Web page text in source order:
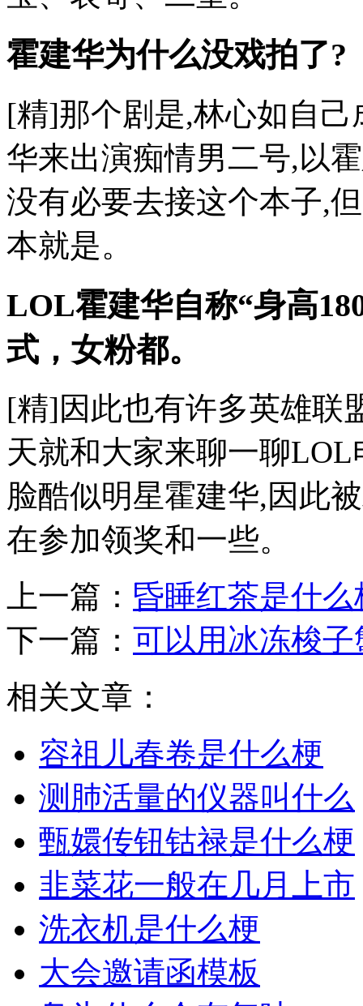
霍建华为什么没戏拍了?
[精]那个剧是,林心如自
华来出演痴情男二号,以
没有必要去接这个本子,
本就是。
LOL霍建华自称“身高
式，女粉都。
[精]因此也有许多英雄联
天就和大家来聊一聊
脸酷似明星霍建华,因此
在参加领奖和一些。
上一篇： 昏睡红茶是什么
下一篇： 可以用冰冻梭
相关文章：
容祖儿春卷是什么梗
测肺活量的仪器叫什么
甄嬛传钮钴禄是什么梗
韭菜花一般在几月上市
洗衣机是什么梗
大会邀请函模板